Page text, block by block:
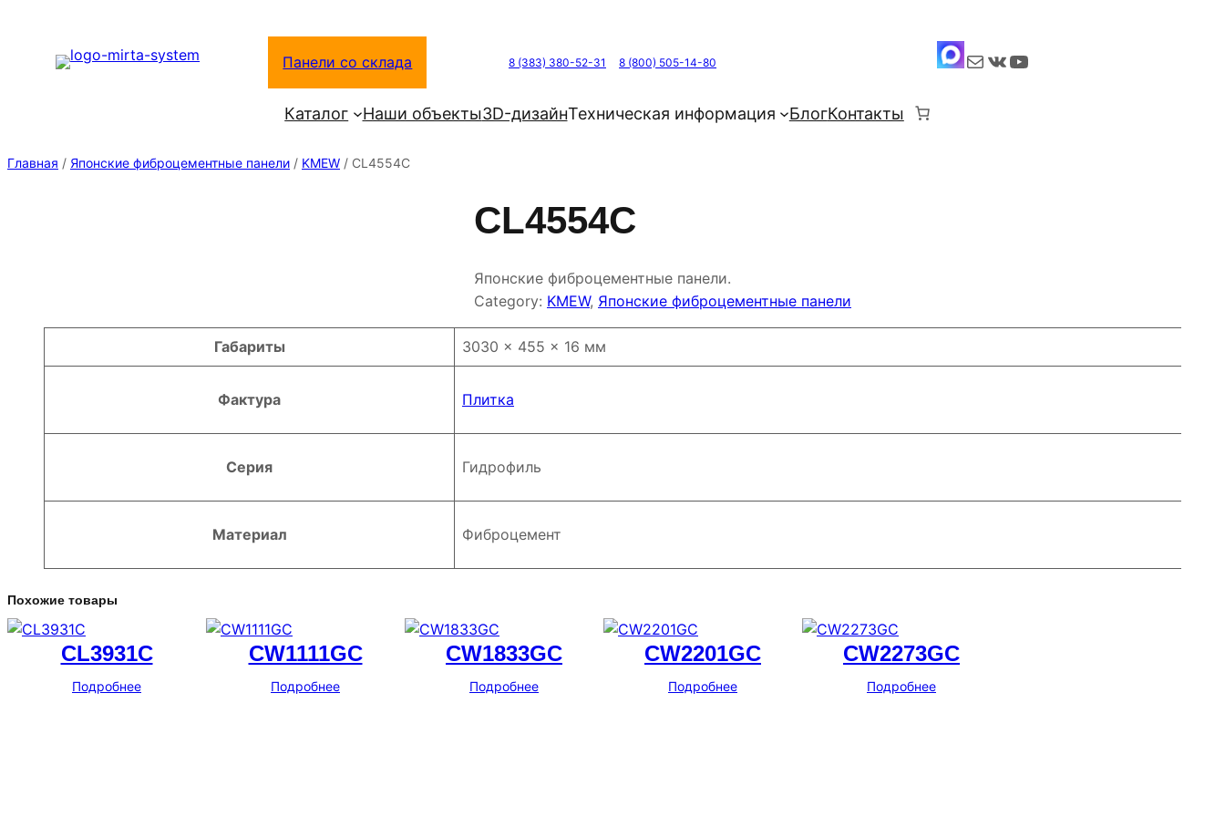
содержимому
Панели со склада 8 (383) 380-52-31 8 (800) 505-14-80 Почта ВКонтакте YouTube
Каталог Наши объекты3D-дизайнТехническая информация БлогКонтакты
Главная / Японские фиброцементные панели / KMEW / CL4554C
CL4554C
Японские фиброцементные панели.
Category: KMEW, Японские фиброцементные панели
Габариты 3030 × 455 × 16 мм
Фактура Плитка
Серия Гидрофиль
Материал Фиброцемент
Похожие товары
CL3931C
Подробнее
CW1111GC
Подробнее
CW1833GC
Подробнее
CW2201GC
Подробнее
CW2273GC
Подробнее